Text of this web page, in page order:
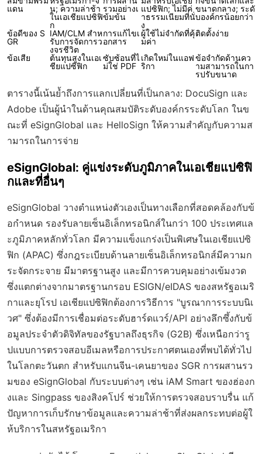
แดน
น; ความล่าช้า
ในเอเชียแปซิฟิ
ก
รวมอย่างเ
ข้มข้น
แปซิฟิก; ไม่มีค่
าธรรมเนียมที่นั่
ง
ขนาดกลาง; ระดั
บองค์กรน้อยกว่า
ข้อดีของ S
GR
IAM/CLM สำห
รับการจัดการว
งจรชีวิต
การแก้ไขเ
อกสาร
ผู้ใช้ไม่จำกัดที่คุ้
มค่า
ติดตั้งง่าย
ข้อเสีย
ต้นทุนสูงในเอเ
ชียแปซิฟิก
ซับซ้อนที่ไ
ม่ใช่ PDF
เกิดใหม่ในแอฟ
ริกา
ข้อจำกัดด้านคว
ามสามารถในกา
รปรับขนาด
ตารางนี้เน้นย้ำถึงการแลกเปลี่ยนที่เป็นกลาง: DocuSign และ
Adobe เป็นผู้นำในด้านคุณสมบัติระดับองค์กรระดับโลก ในข
ณะที่ eSignGlobal และ HelloSign ให้ความสำคัญกับความส
ามารถในการจ่าย
eSignGlobal: คู่แข่งระดับภูมิภาคในเอเชียแปซิฟิ
กและที่อื่นๆ
eSignGlobal วางตำแหน่งตัวเองเป็นทางเลือกที่สอดคล้องกับข้
อกำหนด รองรับลายเซ็นอิเล็กทรอนิกส์ในกว่า 100 ประเทศแล
ะภูมิภาคหลักทั่วโลก มีความแข็งแกร่งเป็นพิเศษในเอเชียแปซิ
ฟิก (APAC) ซึ่งกฎระเบียบด้านลายเซ็นอิเล็กทรอนิกส์มีความก
ระจัดกระจาย มีมาตรฐานสูง และมีการควบคุมอย่างเข้มงวด
ซึ่งแตกต่างจากมาตรฐานกรอบ ESIGN/eIDAS ของสหรัฐอเมริ
กาและยุโรป เอเชียแปซิฟิกต้องการวิธีการ "บูรณาการระบบนิเ
วศ" ซึ่งต้องมีการเชื่อมต่อระดับฮาร์ดแวร์/API อย่างลึกซึ้งกับข้
อมูลประจำตัวดิจิทัลของรัฐบาลถึงธุรกิจ (G2B) ซึ่งเหนือกว่ารู
ปแบบการตรวจสอบอีเมลหรือการประกาศตนเองที่พบได้ทั่วไป
ในโลกตะวันตก สำหรับแกนจีน-เคนยาของ SGR การผสานรว
มของ eSignGlobal กับระบบต่างๆ เช่น iAM Smart ของฮ่องก
งและ Singpass ของสิงคโปร์ ช่วยให้การตรวจสอบราบรื่น แก้
ปัญหาการเก็บรักษาข้อมูลและความล่าช้าที่ส่งผลกระทบต่อผู้ใ
ห้บริการในสหรัฐอเมริกา